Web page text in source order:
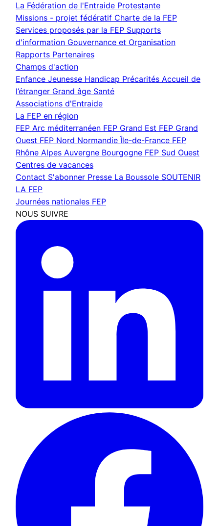
La Fédération de l'Entraide Protestante
Missions - projet fédératif Charte de la FEP
Services proposés par la FEP Supports
d'information Gouvernance et Organisation
Rapports Partenaires
Champs d'action
Enfance Jeunesse Handicap Précarités Accueil de
l’étranger Grand âge Santé
Associations d'Entraide
La FEP en région
FEP Arc méditerranéen FEP Grand Est FEP Grand
Ouest FEP Nord Normandie Île-de-France FEP
Rhône Alpes Auvergne Bourgogne FEP Sud Ouest
Centres de vacances
Contact S'abonner Presse La Boussole SOUTENIR
LA FEP
Journées nationales FEP
NOUS SUIVRE